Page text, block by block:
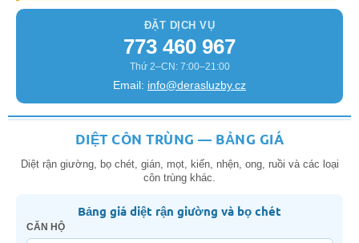
ĐẶT DỊCH VỤ
773 460 967
Thứ 2–CN: 7:00–21:00
Email: info@derasluzby.cz
DIỆT CÔN TRÙNG — BẢNG GIÁ
Diệt rận giường, bọ chét, gián, mọt, kiến, nhện, ong, ruồi và các loại
côn trùng khác.
Bảng giá diệt rận giường và bọ chét
CĂN HỘ